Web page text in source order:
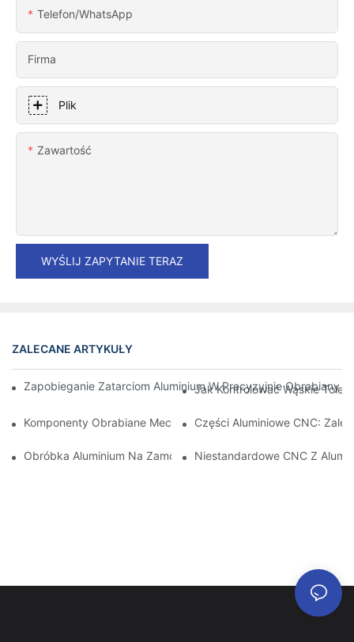
Telefon/WhatsApp
Firma
Plik
Zawartość
WYŚLIJ ZAPYTANIE TERAZ
ZALECANE ARTYKUŁY
Zapobieganie Zatarciom Aluminium W Precyzyjnie
Jak Kontrolować Wąskie
Komponenty Obrabiane Mechanicznie Z Aluminium:
Części Aluminiowe CNC:
Obróbka Aluminium Na Zamówienie: Odkrywanie Najnowszych
Niestandardowe CNC Z